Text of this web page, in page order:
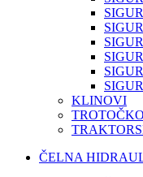
KLINOVI
ČELNA